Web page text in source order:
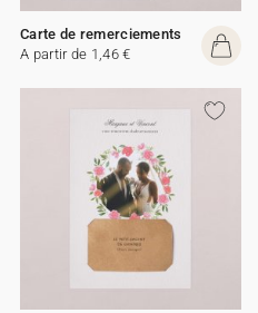
Carte de remerciements
A partir de 1,46 €